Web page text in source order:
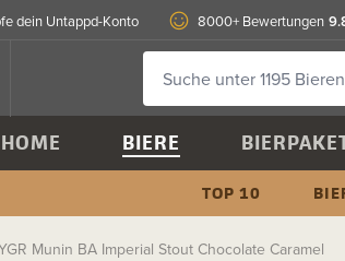
dein Untappd-Konto 8000+ Bewertungen
HOME BIERE
TOP 10
Munin BA Imperial Stout Chocolate Caramel